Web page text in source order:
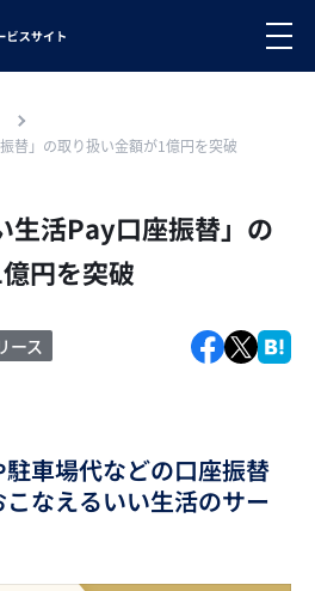
替」の取り扱い金額が1億円を突破
生活Pay口座振替」の
円を突破
ース
車場代などの口座振替
なえるいい生活のサー